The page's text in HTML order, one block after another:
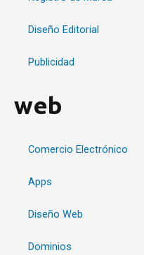
Diseño Editorial
Publicidad
web
Comercio Electrónico
Apps
Diseño Web
Dominios